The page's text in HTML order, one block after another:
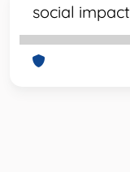
social impact